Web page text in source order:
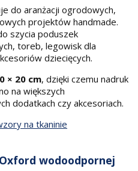
do aranżacji ogrodowych,
projektów handmade.
szycia poduszek
toreb, legowisk dla
dziecięcych.
× 20 cm, dzięki czemu nadruk
na większych
dodatkach czy akcesoriach.
na tkaninie
wodoodpornej